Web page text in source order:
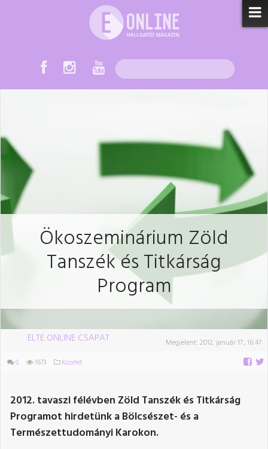
Ökoszeminárium Zöld
Tanszék és Titkárság
Program
ELTE ONLINE CSAPAT Megjelent: 2012. január 17., 16:47
0 1673 Közélet
2012. tavaszi félévben Zöld Tanszék és Titkárság
Programot hirdetünk a Bölcsészet- és a
Természettudományi Karokon.